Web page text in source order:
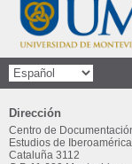
Dirección
Centro de
Estudios de Iberoamérica
Cataluña 3112